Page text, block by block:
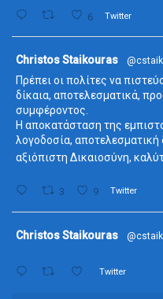
6 Twitter
Christos Staikouras
Πρέπει οι πολίτες να
δίκαια, αποτελεσματικά,
συμφέροντος.
Η αποκατάσταση της
λογοδοσία, αποτελεσματική
αξιόπιστη Δικαιοσύνη,
3 9 Twitter
Christos Staikouras
Twitter